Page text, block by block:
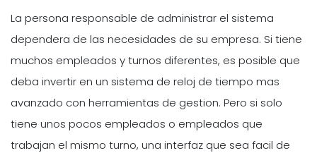
La persona responsable de administrar el sistema
dependera de las necesidades de su empresa. Si tiene
muchos empleados y turnos diferentes, es posible que
deba invertir en un sistema de reloj de tiempo mas
avanzado con herramientas de gestion. Pero si solo
tiene unos pocos empleados o empleados que
trabajan el mismo turno, una interfaz que sea facil de